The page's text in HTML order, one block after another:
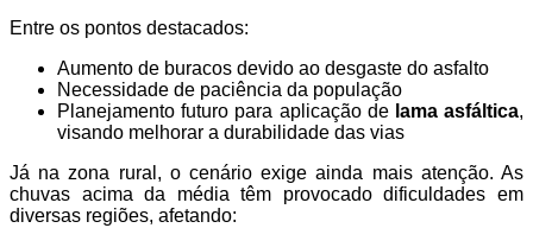
Entre os pontos destacados:
Aumento de buracos devido ao desgaste do asfalto
Necessidade de paciência da população
Planejamento futuro para aplicação de lama asfáltica,
visando melhorar a durabilidade das vias
Já na zona rural, o cenário exige ainda mais atenção. As
chuvas acima da média têm provocado dificuldades em
diversas regiões, afetando: